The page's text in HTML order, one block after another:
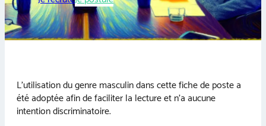
L’utilisation du genre masculin dans cette fiche de poste a
été adoptée afin de faciliter la lecture et n’a aucune
intention discriminatoire.